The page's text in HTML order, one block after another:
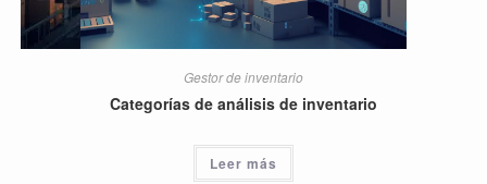
Gestor de inventario
Categorías de análisis de inventario
Leer más